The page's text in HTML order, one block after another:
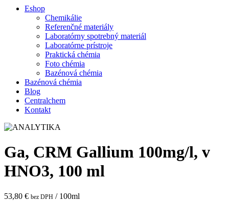
Eshop
Chemikálie
Referenčné materiály
Laboratórny spotrebný materiál
Laboratórne prístroje
Praktická chémia
Foto chémia
Bazénová chémia
Bazénová chémia
Blog
Centralchem
Kontakt
Ga, CRM Gallium 100mg/l, v
HNO3, 100 ml
53,80 € bez DPH / 100ml